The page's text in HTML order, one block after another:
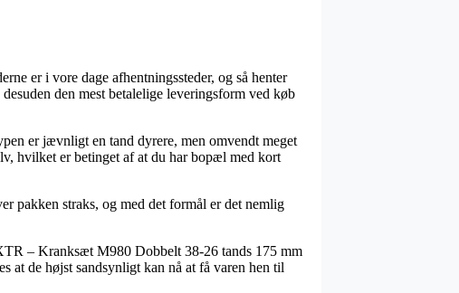
er i vore dage afhentningssteder, og så henter
den mest betalelige leveringsform ved køb
er jævnligt en tand dyrere, men omvendt meget
hvilket er betinget af at du har bopæl med kort
pakken straks, og med det formål er det nemlig
– Kranksæt M980 Dobbelt 38-26 tands 175 mm
at de højst sandsynligt kan nå at få varen hen til